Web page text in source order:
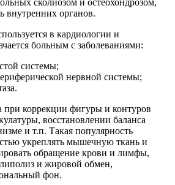
внутренних органов.
в кардиологии и
больным с заболеваниями:
системы;
нервной системы;
при коррекции фигуры и контуров
восстановлении баланса
и т.п. Такая популярность
укреплять мышечную ткань и
обращение крови и лимфы,
и жировой обмен,
фон.